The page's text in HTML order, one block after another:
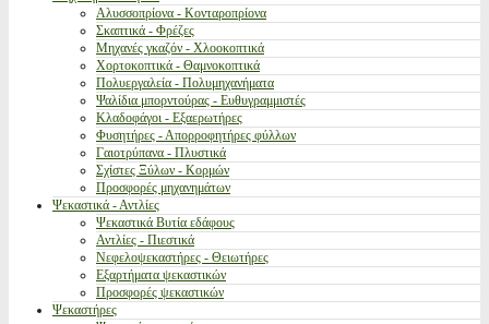
Αλυσσοπρίονα - Κονταροπρίονα
Σκαπτικά - Φρέζες
Μηχανές γκαζόν - Χλοοκοπτικά
Χορτοκοπτικά - Θαμνοκοπτικά
Πολυεργαλεία - Πολυμηχανήματα
Ψαλίδια μπορντούρας - Ευθυγραμμιστές
Κλαδοφάγοι - Εξαερωτήρες
Φυσητήρες - Απορροφητήρες φύλλων
Γαιοτρύπανα - Πλυστικά
Σχίστες Ξύλων - Κορμών
Προσφορές μηχανημάτων
Ψεκαστικά - Αντλίες
Ψεκαστικά Βυτία εδάφους
Αντλίες - Πιεστικά
Νεφελοψεκαστήρες - Θειωτήρες
Εξαρτήματα ψεκαστικών
Προσφορές ψεκαστικών
Ψεκαστήρες